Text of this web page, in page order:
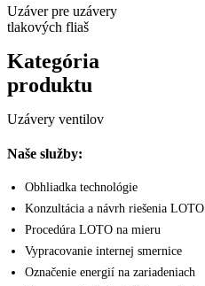
Uzáver pre uzávery
tlakových fliaš
Kategória
produktu
Uzávery ventilov
Naše služby:
Obhliadka technológie
Konzultácia a návrh riešenia LOTO
Procedúra LOTO na mieru
Vypracovanie internej smernice
Označenie energií na zariadeniach